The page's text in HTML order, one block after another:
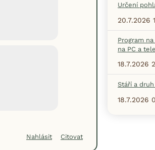
Nahlásit Citovat
Určení
20.7.2026
Program
na PC a
18.7.2026
Stáří a
18.7.2026